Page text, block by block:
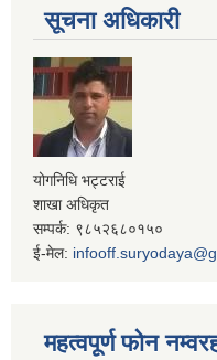
सूचना अधिकारी
योगनिधि भट्टराई
शाखा अधिकृत
सम्पर्क: ९८५२६८०१५०
ई-मेल:
महत्वपूर्ण फोन